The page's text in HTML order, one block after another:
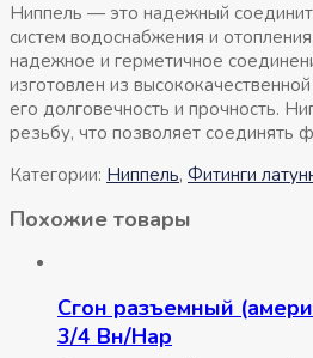
Ниппель — это надежный
систем водоснабжения и
надежное и герметичное
изготовлен из
его долговечность и прочность.
резьбу, что позволяет соединять
Категории: Ниппель, Фитинги
Похожие товары
Сгон разъемный
3/4 Вн/Нар